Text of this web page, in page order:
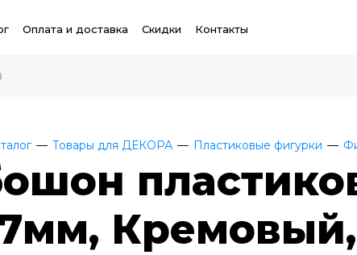
Оплата и доставка Скидки Контакты
Товары для ДЕКОРА Пластиковые фигурки